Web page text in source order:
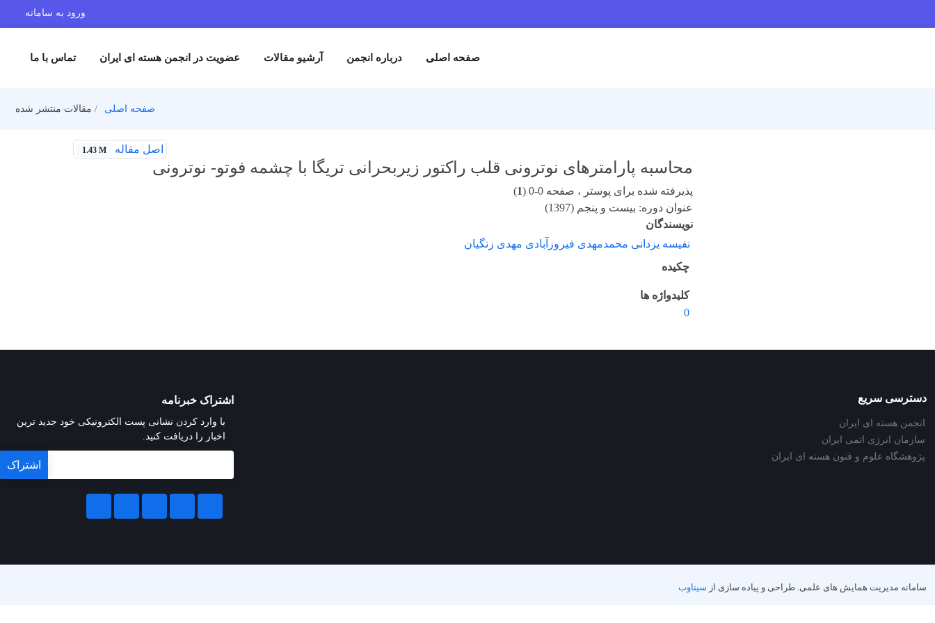
ورود به سامانه
صفحه اصلی درباره انجمن آرشیو مقالات عضویت در انجمن هسته ای ایران تماس با ما
صفحه اصلی مقالات منتشر شده
اصل مقاله 1.43 M
محاسبه پارامترهای نوترونی قلب راکتور زیربحرانی تریگا با چشمه فوتو- نوترونی
پذیرفته شده برای پوستر ، صفحه 0-0 ( 1
)
عنوان دوره: بیست و پنجم (1397)
نویسندگان
نفیسه یزدانی محمدمهدی فیروزآبادی مهدی زنگیان
چکیده
کلیدواژه ها
0
دسترسی سریع
انجمن هسته ای ایران
سازمان انرژی اتمی ایران
پژوهشگاه علوم و فنون هسته ای ایران
اشتراک خبرنامه
با وارد کردن نشانی پست الکترونیکی خود جدید ترین
اخبار را دریافت کنید.
سامانه مدیریت همایش های علمی. طراحی و پیاده سازی از سیناوب